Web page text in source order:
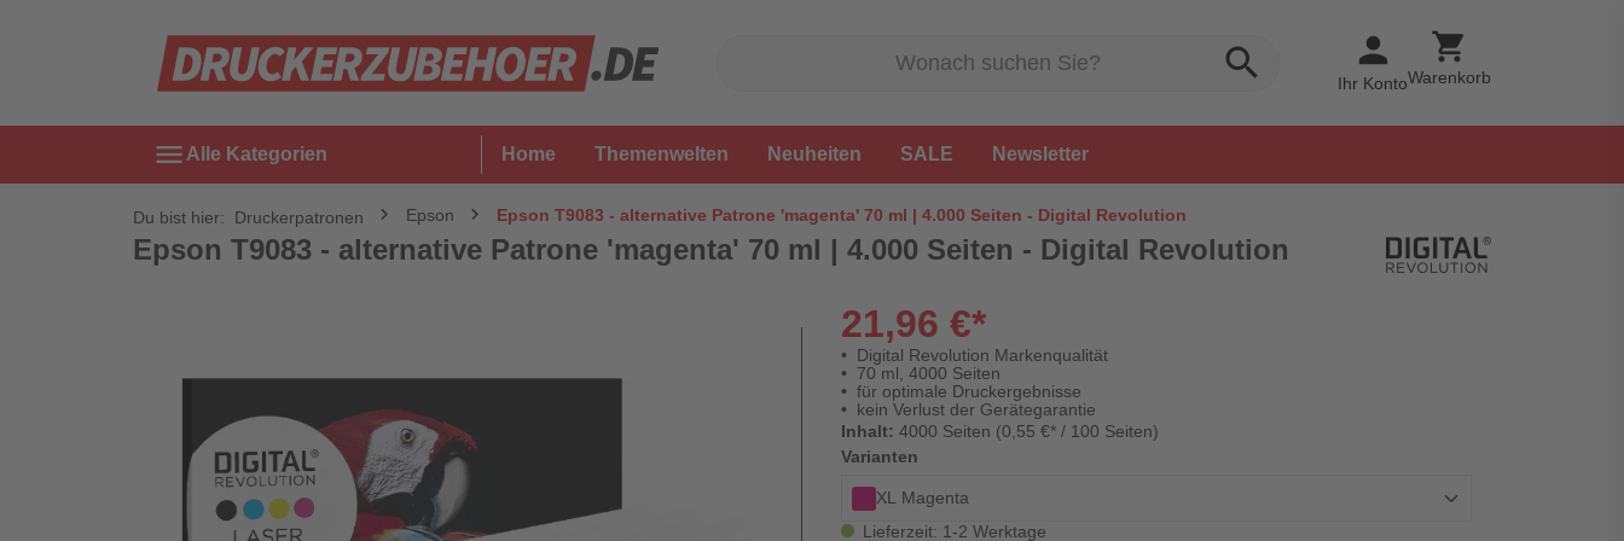
search person
Ihr Konto
shopping_cart
Warenkorb
menu Alle Kategorien Home Themenwelten Neuheiten SALE Newsletter
Du bist hier: Druckerpatronen Epson Epson T9083 - alternative Patrone 'magenta' 70 ml | 4.000 Seiten - Digital Revolution
Epson T9083 - alternative Patrone 'magenta' 70 ml | 4.000 Seiten - Digital Revolution
21,96 €*
Digital Revolution Markenqualität
70 ml, 4000 Seiten
für optimale Druckergebnisse
kein Verlust der Gerätegarantie
Inhalt: 4000 Seiten (0,55 €* / 100 Seiten)
Varianten
XL Magenta
Lieferzeit: 1-2 Werktage